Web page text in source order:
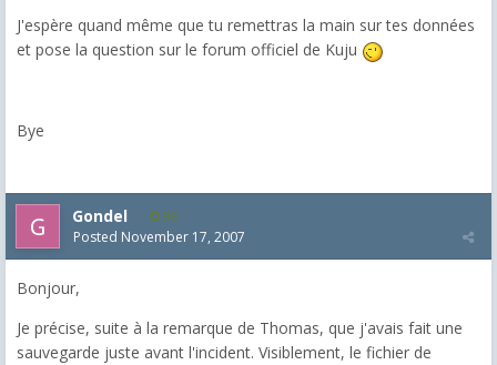
J'espère quand même que tu remettras la main sur tes données
et pose la question sur le forum officiel de Kuju
Bye
Gondel 56
Posted November 17, 2007
Bonjour,
Je précise, suite à la remarque de Thomas, que j'avais fait une
sauvegarde juste avant l'incident. Visiblement, le fichier de